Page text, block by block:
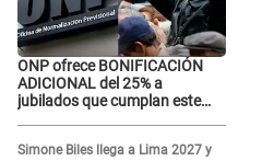
ONP ofrece BONIFICACIÓN
ADICIONAL del 25% a
jubilados que cumplan este
Simone Biles llega a Lima 2027 y